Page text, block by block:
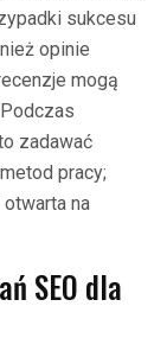
sukcesu
opinie
mogą
zadawać
pracy;
na
SEO dla